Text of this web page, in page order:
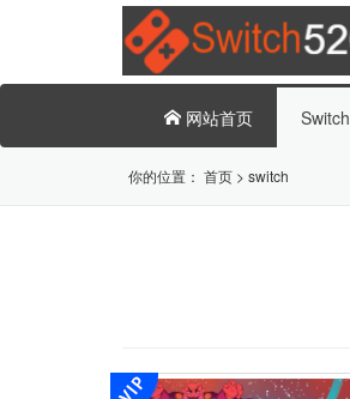
网站首页 Switch
你的位置： 首页 > switch